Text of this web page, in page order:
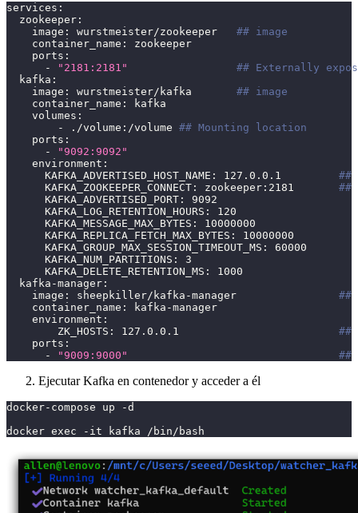
services :
zookeeper :
image : wurstmeister/zookeeper ## image
container_name :
zookeeper
ports :
-
"2181:2181"
## Externally
kafka :
image : wurstmeister/kafka ## image
container_name :
kafka
volumes :
-
./volume : /volume ## Mounting location
ports :
-
"9092:9092"
environment :
KAFKA_ADVERTISED_HOST_NAME : 127.0.0.1 ##
KAFKA_ZOOKEEPER_CONNECT : zookeeper : 2181
##
KAFKA_ADVERTISED_PORT :
9092
KAFKA_LOG_RETENTION_HOURS :
120
KAFKA_MESSAGE_MAX_BYTES :
10000000
KAFKA_REPLICA_FETCH_MAX_BYTES :
10000000
KAFKA_GROUP_MAX_SESSION_TIMEOUT_MS :
60000
KAFKA_NUM_PARTITIONS :
3
KAFKA_DELETE_RETENTION_MS :
1000
kafka-manager :
image : sheepkiller/kafka -manager ##
container_name : kafka -manager
environment :
ZK_HOSTS : 127.0.0.1 ##
ports :
-
"9009:9000" ##
Ejecutar Kafka en contenedor y acceder a él
docker-compose up -d
docker exec -it kafka /bin/bash